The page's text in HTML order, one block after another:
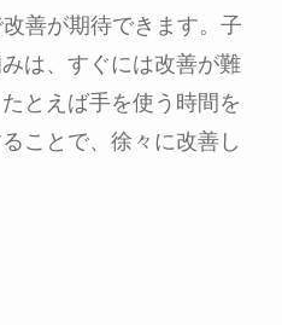
善が期待できます。子
は、すぐには改善が難
とえば手を使う時間を
ことで、徐々に改善し